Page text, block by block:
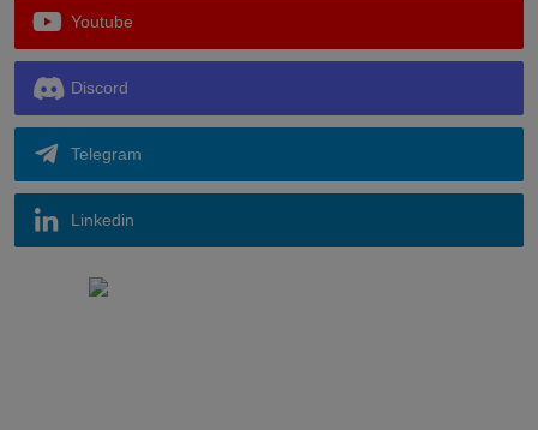
Youtube
Discord
Telegram
Linkedin